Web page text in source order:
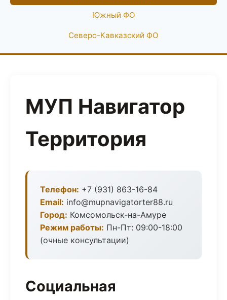
Южный ФО
Северо-Кавказский ФО
МУП Навигатор
Территория
Телефон: +7 (931) 863-16-84
Email: info@mupnavigatorter88.ru
Город: Комсомольск-на-Амуре
Режим работы: Пн-Пт: 09:00-18:00
(очные консультации)
Социальная